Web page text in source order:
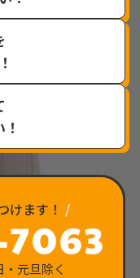
けます！ /
元旦除く